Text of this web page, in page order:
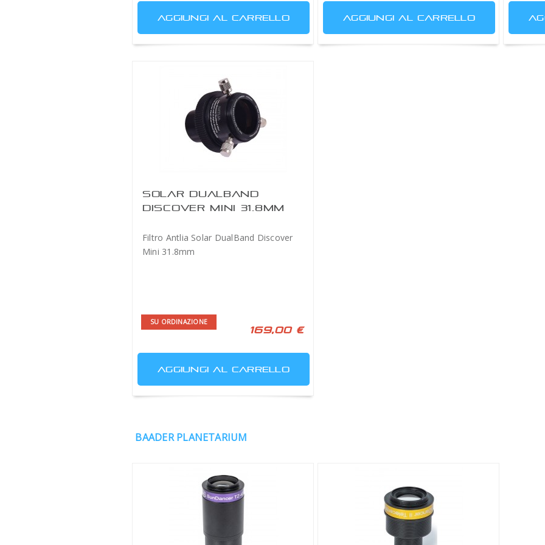
AGGIUNGI AL CARRELLO AGGIUNGI AL CARRELLO
SOLAR DUALBAND
DISCOVER MINI 31.8MM
Filtro Antlia Solar DualBand Discover
Mini 31.8mm
SU ORDINAZIONE
169,00 €
AGGIUNGI AL CARRELLO
BAADER PLANETARIUM